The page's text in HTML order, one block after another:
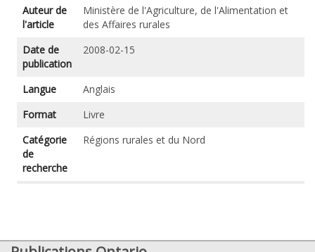
Auteur de
l'article
Ministère de l'Agriculture, de l'Alimentation et
des Affaires rurales
Date de
publication
2008-02-15
Langue
Anglais
Format
Livre
Catégorie
de
recherche
Régions rurales et du Nord